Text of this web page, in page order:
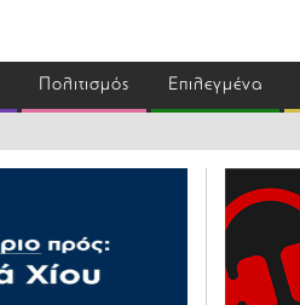
Πολιτισμός Επιλεγμένα